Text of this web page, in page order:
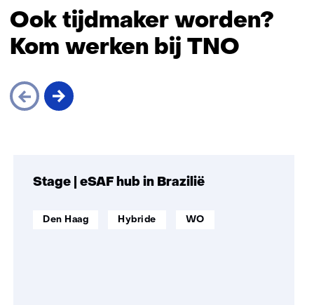
Ook tijdmaker worden?
Kom werken bij TNO
over
worden?
Stage | eSAF hub in Brazilië
werklocatie:
Den Haag
Werken
Hybride Opleidingsniveau:
WO